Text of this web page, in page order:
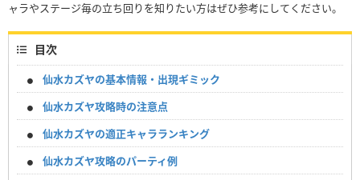
ャラやステージ毎の立ち回りを知りたい方はぜひ参考にしてください。
目次
仙水カズヤの基本情報・出現ギミック
仙水カズヤ攻略時の注意点
仙水カズヤの適正キャラランキング
仙水カズヤ攻略のパーティ例